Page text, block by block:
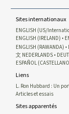
Sites internationaux
ENGLISH (US/
ENGLISH (IRELAND)
ENGLISH (RAWANDA)
文 NEDERLANDS
ESPAÑOL
Liens
L. Ron Hubbard : Un
Articles et essais
Sites apparentés